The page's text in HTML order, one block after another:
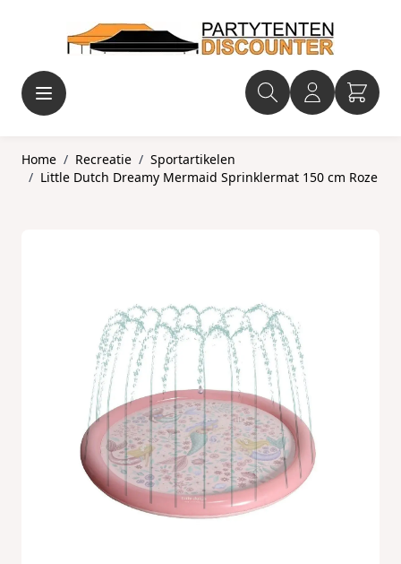
Home / Recreatie / Sportartikelen
/ Little Dutch Dreamy Mermaid Sprinklermat 150 cm Roze